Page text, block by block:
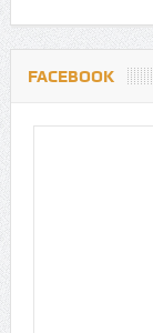
FACEBOOK